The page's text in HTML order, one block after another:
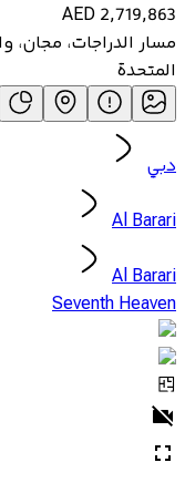
AED 2,719,863
المتحدة
دبي
Al Barari
Al Barari
Seventh Heaven